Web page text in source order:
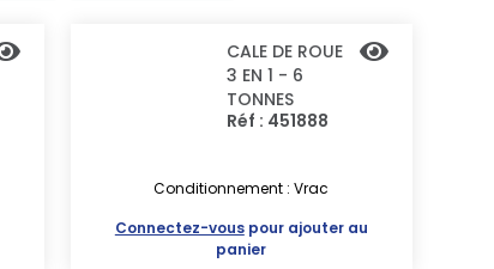
CALE DE ROUE
3 EN 1 - 6
TONNES
Réf : 451888
Conditionnement : Vrac
Connectez-vouspour ajouter au
panier